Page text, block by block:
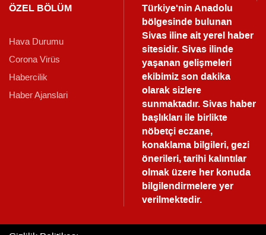
ÖZEL BÖLÜM
Hava Durumu
Corona Virüs
Habercilik
Haber Ajanslari
Türkiye'nin Anadolu
bölgesinde bulunan
Sivas iline ait yerel haber
sitesidir. Sivas ilinde
yaşanan gelişmeleri
ekibimiz son dakika
olarak sizlere
sunmaktadır.Sivas haber
başlıkları ile birlikte
nöbetçi eczane,
konaklama bilgileri, gezi
önerileri, tarihi kalıntılar
olmak üzere her konuda
bilgilendirmelere yer
verilmektedir.